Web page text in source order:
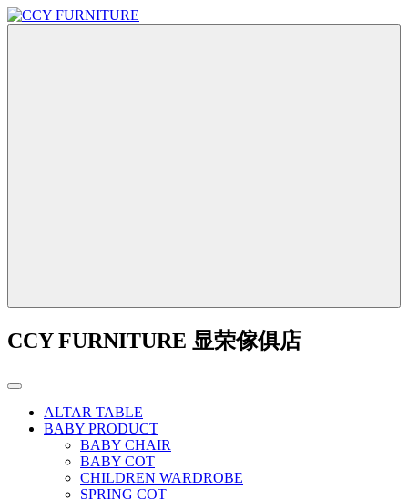
CCY FURNITURE 显荣傢俱店
ALTAR TABLE
BABY PRODUCT
BABY CHAIR
BABY COT
CHILDREN WARDROBE
SPRING COT